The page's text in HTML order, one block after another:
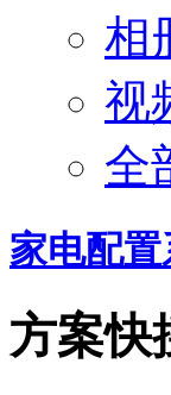
相
视
全
家电配
方案快